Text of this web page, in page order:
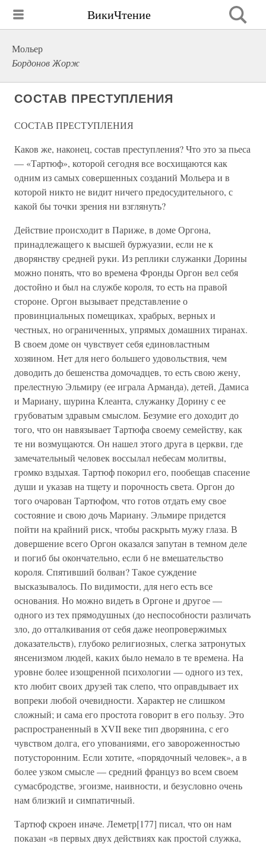
ВикиЧтение
Мольер
Бордонов Жорж
СОСТАВ ПРЕСТУПЛЕНИЯ
СОСТАВ ПРЕСТУПЛЕНИЯ
Каков же, наконец, состав преступления? Что это за пьеса
— «Тартюф», которой сегодня все восхищаются как
одним из самых совершенных созданий Мольера и в
которой никто не видит ничего предосудительного, с
какой бы точки зрения ни взглянуть?
Действие происходит в Париже, в доме Оргона,
принадлежащего к высшей буржуазии, если не к
дворянству средней руки. Из реплики служанки Дорины
можно понять, что во времена Фронды Оргон вел себя
достойно и был на службе короля, то есть на правой
стороне. Оргон вызывает представление о
провинциальных помещиках, храбрых, верных и
честных, но ограниченных, упрямых домашних тиранах.
В своем доме он чувствует себя единовластным
хозяином. Нет для него большего удовольствия, чем
доводить до бешенства домочадцев, то есть свою жену,
прелестную Эльмиру (ее играла Арманда), детей, Дамиса
и Мариану, шурина Клеанта, служанку Дорину с ее
грубоватым здравым смыслом. Безумие его доходит до
того, что он навязывает Тартюфа своему семейству, как
те ни возмущаются. Он нашел этого друга в церкви, где
замечательный человек воссылал небесам молитвы,
громко вздыхая. Тартюф покорил его, пообещав спасение
души и указав на тщету и порочность света. Оргон до
того очарован Тартюфом, что готов отдать ему свое
состояние и свою дочь Мариану. Эльмире придется
пойти на крайний риск, чтобы раскрыть мужу глаза. В
довершение всего Оргон оказался запутан в темном деле
и погиб бы окончательно, если б не вмешательство
короля. Спятивший болван? Такое суждение
высказывалось. По видимости, для него есть все
основания. Но можно видеть в Оргоне и другое —
одного из тех прямодушных (до неспособности различать
зло, до отталкивания от себя даже неопровержимых
доказательств), глубоко религиозных, слегка затронутых
янсенизмом людей, каких было немало в те времена. На
уровне более изощренной психологии — одного из тех,
кто любит своих друзей так слепо, что оправдывает их
вопреки любой очевидности. Характер не слишком
сложный; и сама его простота говорит в его пользу. Это
распространенный в XVII веке тип дворянина, с его
чувством долга, его упованиями, его завороженностью
потусторонним. Если хотите, «порядочный человек», а в
более узком смысле — средний француз во всем своем
сумасбродстве, эгоизме, наивности, и безусловно очень
нам близкий и симпатичный.
Тартюф скроен иначе. Леметр[177] писал, что он нам
показан «в первых двух действиях как простой служка,